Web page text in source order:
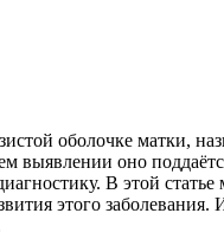
оболочке матки,
выявлении оно
В этой статье
этого